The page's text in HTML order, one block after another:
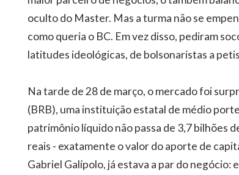
oculto do Master. Mas a turma não se
como queria o BC. Em vez disso, pediram
latitudes ideológicas, de bolsonaristas a
Na tarde de 28 de março, o mercado foi
(BRB), uma instituição estatal de médio
patrimônio líquido não passa de 3,7 bilhões
reais - exatamente o valor do aporte de
Gabriel Galípolo, já estava a par do negócio: